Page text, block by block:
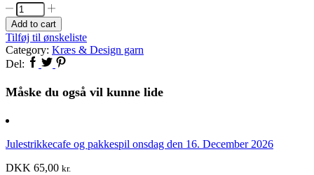
Saga
singles
quantity
Add to cart
Tilføj til ønskeliste
Category: Kræs & Design garn
Del:
Måske du også vil kunne lide
Julestrikkecafe og pakkespil onsdag den 16. December 2026
DKK 65,00 kr.